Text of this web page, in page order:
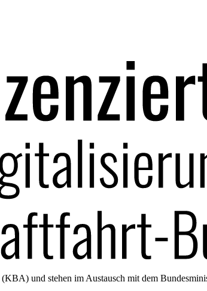
und stehen im Austausch mit dem